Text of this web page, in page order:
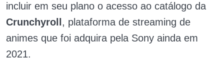
incluir em seu plano o acesso ao catálogo da
Crunchyroll , plataforma de streaming de
animes que foi adquira pela Sony ainda em
2021.